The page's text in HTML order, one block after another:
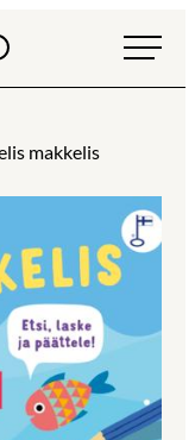
makkelis